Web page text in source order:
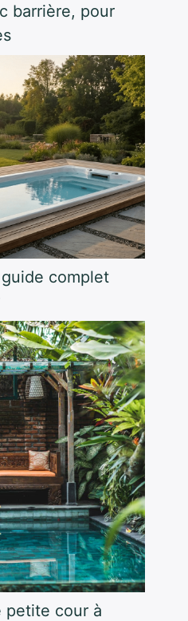
barrière, pour
complet
petite cour à